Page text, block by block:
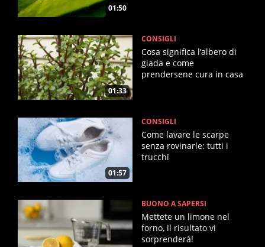
01:50
01:33
CONSIGLI
Cosa significa l’albero di
giada e come
prendersene cura in casa
01:57
CONSIGLI
Come lavare le scarpe
senza rovinarle: tutti i
trucchi
BUONO A SAPERSI
Mettete un limone nel
forno, il risultato vi
sorprenderà!